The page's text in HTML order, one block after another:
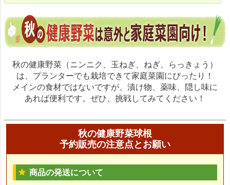
秋の健康野菜（ニンニク、玉ねぎ、ねぎ、らっきょう）
は、プランターでも栽培できて家庭菜園にぴったり！
メインの食材ではないですが、漬け物、薬味、隠し味に
あれば便利です。ぜひ、挑戦してみてください！
秋の健康野菜球根
予約販売の注意点とお願い
商品の発送について